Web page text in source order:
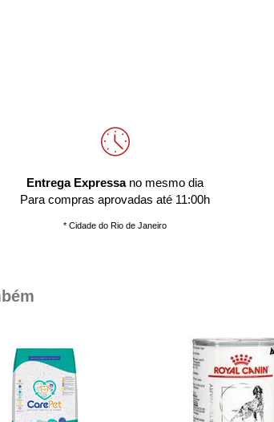
Entrega Expressano mesmo dia
Para compras aprovadas até 11:00h
* Cidade do Rio de Janeiro